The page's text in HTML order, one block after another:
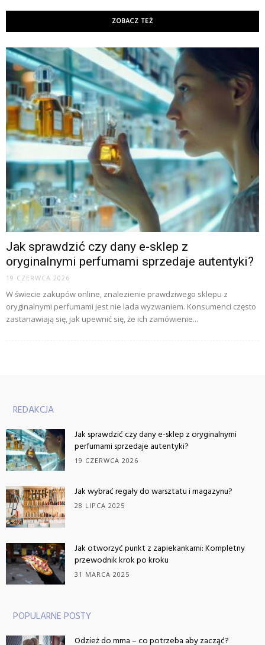
ZOBACZ TEŻ
Jak sprawdzić czy dany e-sklep z
oryginalnymi perfumami sprzedaje autentyki?
19 CZERWCA 2026
W świecie zakupów online, znalezienie prawdziwego sklepu z
oryginalnymi perfumami jest nie lada wyzwaniem. Konsumenci często
zastanawiają się, jak upewnić się, że ich zamówienie...
REDAKCJA
Jak sprawdzić czy dany e-sklep z oryginalnymi
perfumami sprzedaje autentyki?
19 CZERWCA 2026
Jak wybrać regały do warsztatu i magazynu?
28 LIPCA 2025
Jak otworzyć punkt z zapiekankami: Kompletny
przewodnik krok po kroku
31 MARCA 2025
POPULARNE POSTY
Odzież do mma – co potrzeba aby zacząć?